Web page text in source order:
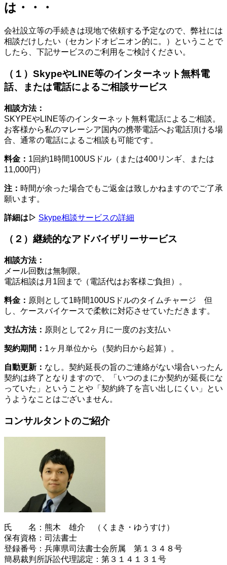
は・・・
会社設立等の手続きは現地で依頼する予定なので、弊社には
相談だけしたい（セカンドオピニオン的に。）ということで
したら、下記サービスのご利用をご検討ください。
（１）SkypeやLINE等のインターネット無料電
話、または電話によるご相談サービス
相談方法：
SKYPEやLINE等のインターネット無料電話によるご相談。
お客様から私のマレーシア国内の携帯電話へお電話頂ける場
合、通常の電話によるご相談も可能です。
料金： 1回約1時間100USドル（または400リンギ、または
11,000円）
注： 時間が余った場合でもご返金は致しかねますのでご了承
願います。
詳細は▷ Skype相談サービスの詳細
（２）継続的なアドバイザリーサービス
相談方法：
メール回数は無制限。
電話相談は月1回まで（電話代はお客様ご負担）。
料金： 原則として1時間100USドルのタイムチャージ 但
し、ケースバイケースで柔軟に対応させていただきます。
支払方法： 原則として2ヶ月に一度のお支払い
契約期間： 1ヶ月単位から（契約日から起算）。
自動更新： なし。契約延長の旨のご連絡がない場合いったん
契約は終了となりますので、「いつのまにか契約が延長にな
っていた」ということや「契約終了を言い出しにくい」とい
うようなことはございません。
コンサルタントのご紹介
氏 名：熊木 雄介 （くまき・ゆうすけ）
保有資格：司法書士
登録番号：兵庫県司法書士会所属 第１３４８号
簡易裁判所訴訟代理認定：第３１４１３１号